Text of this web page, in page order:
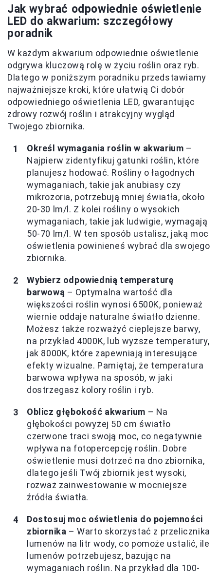
Jak wybrać odpowiednie oświetlenie
LED do akwarium: szczegółowy
poradnik
W każdym akwarium odpowiednie oświetlenie
odgrywa kluczową rolę w życiu roślin oraz ryb.
Dlatego w poniższym poradniku przedstawiamy
najważniejsze kroki, które ułatwią Ci dobór
odpowiedniego oświetlenia LED, gwarantując
zdrowy rozwój roślin i atrakcyjny wygląd
Twojego zbiornika.
Określ wymagania roślin w akwarium –
Najpierw zidentyfikuj gatunki roślin, które
planujesz hodować. Rośliny o łagodnych
wymaganiach, takie jak anubiasy czy
mikrozoria, potrzebują mniej światła, około
20-30 lm/l. Z kolei rośliny o wysokich
wymaganiach, takie jak ludwigie, wymagają
50-70 lm/l. W ten sposób ustalisz, jaką moc
oświetlenia powinieneś wybrać dla swojego
zbiornika.
Wybierz odpowiednią temperaturę
barwową – Optymalna wartość dla
większości roślin wynosi 6500K, ponieważ
wiernie oddaje naturalne światło dzienne.
Możesz także rozważyć cieplejsze barwy,
na przykład 4000K, lub wyższe temperatury,
jak 8000K, które zapewniają interesujące
efekty wizualne. Pamiętaj, że temperatura
barwowa wpływa na sposób, w jaki
dostrzegasz kolory roślin i ryb.
Oblicz głębokość akwarium – Na
głębokości powyżej 50 cm światło
czerwone traci swoją moc, co negatywnie
wpływa na fotopercepcję roślin. Dobre
oświetlenie musi dotrzeć na dno zbiornika,
dlatego jeśli Twój zbiornik jest wysoki,
rozważ zainwestowanie w mocniejsze
źródła światła.
Dostosuj moc oświetlenia do pojemności
zbiornika – Warto skorzystać z przelicznika
lumenów na litr wody, co pomoże ustalić, ile
lumenów potrzebujesz, bazując na
wymaganiach roślin. Na przykład dla 100-